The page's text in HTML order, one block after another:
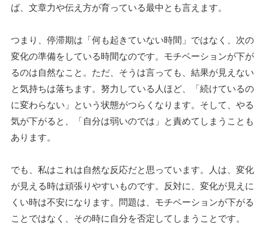
ば、文章力や伝え方が育っている最中とも言えます。
つまり、停滞期は「何も起きていない時間」ではなく、次の
変化の準備をしている時間なのです。モチベーションが下が
るのは自然なこと。ただ、そうは言っても、結果が見えない
と気持ちは落ちます。努力している人ほど、「続けているの
に変わらない」という状態がつらくなります。そして、やる
気が下がると、「自分は弱いのでは」と責めてしまうことも
あります。
でも、私はこれは自然な反応だと思っています。人は、変化
が見える時は頑張りやすいものです。反対に、変化が見えに
くい時は不安になります。問題は、モチベーションが下がる
ことではなく、その時に自分を否定してしまうことです。